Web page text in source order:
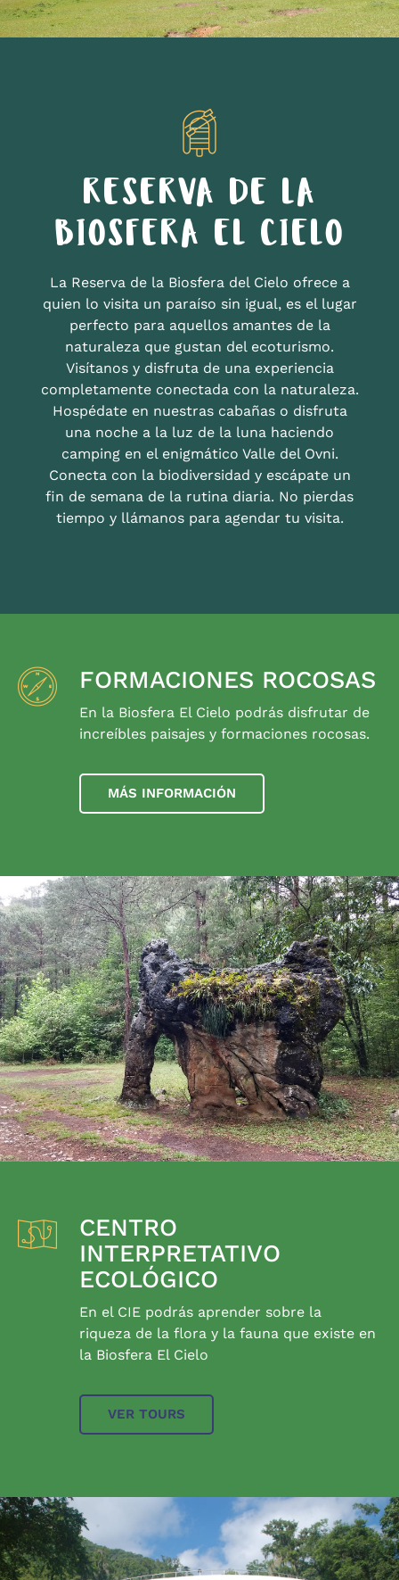
RESERVA DE LA
BIOSFERA EL CIELO
La Reserva de la Biosfera del Cielo ofrece a
quien lo visita un paraíso sin igual, es el lugar
perfecto para aquellos amantes de la
naturaleza que gustan del ecoturismo.
Visítanos y disfruta de una experiencia
completamente conectada con la naturaleza.
Hospédate en nuestras cabañas o disfruta
una noche a la luz de la luna haciendo
camping en el enigmático Valle del Ovni.
Conecta con la biodiversidad y escápate un
fin de semana de la rutina diaria. No pierdas
tiempo y llámanos para agendar tu visita.
FORMACIONES ROCOSAS
En la Biosfera El Cielo podrás disfrutar de
increíbles paisajes y formaciones rocosas.
MÁS INFORMACIÓN
CENTRO
INTERPRETATIVO
ECOLÓGICO
En el CIE podrás aprender sobre la
riqueza de la flora y la fauna que existe en
la Biosfera El Cielo
VER TOURS